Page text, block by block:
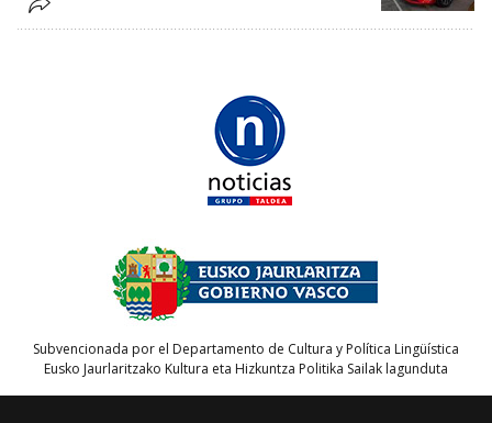
Subvencionada por el Departamento de Cultura y Política Lingüística
Eusko Jaurlaritzako Kultura eta Hizkuntza Politika Sailak lagunduta